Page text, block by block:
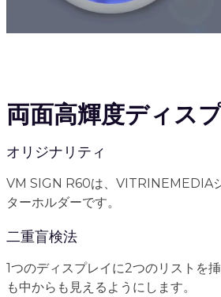
両面高輝度ディス
オリジナリティ
VM SIGN R60は、VITRINEMEDIA
ターホルダーです。
二重盲検法
1つのディスプレイに2つのリストを
も中からも見えるようにします。